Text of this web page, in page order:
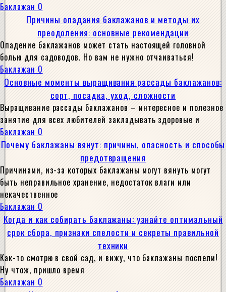
Баклажан 0
Причины опадания баклажанов и методы их
преодоления: основные рекомендации
Опадение баклажанов может стать настоящей головной
болью для садоводов. Но вам не нужно отчаиваться!
Баклажан 0
Основные моменты выращивания рассады баклажанов:
сорт, посадка, уход, сложности
Выращивание рассады баклажанов – интересное и полезное
занятие для всех любителей закладывать здоровые и
Баклажан 0
Почему баклажаны вянут: причины, опасность и способы
предотвращения
Причинами, из-за которых баклажаны могут вянуть могут
быть неправильное хранение, недостаток влаги или
некачественное
Баклажан 0
Когда и как собирать баклажаны: узнайте оптимальный
срок сбора, признаки спелости и секреты правильной
техники
Как-то смотрю в свой сад, и вижу, что баклажаны поспели!
Ну чтож, пришло время
Баклажан 0